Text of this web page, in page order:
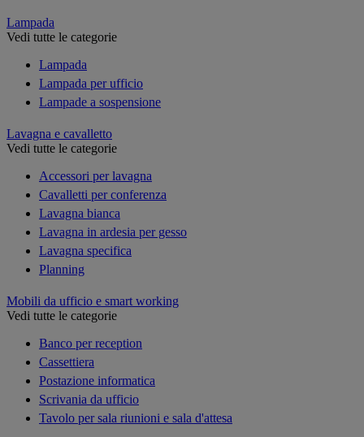
Lampada
Vedi tutte le categorie
Lampada
Lampada per ufficio
Lampade a sospensione
Lavagna e cavalletto
Vedi tutte le categorie
Accessori per lavagna
Cavalletti per conferenza
Lavagna bianca
Lavagna in ardesia per gesso
Lavagna specifica
Planning
Mobili da ufficio e smart working
Vedi tutte le categorie
Banco per reception
Cassettiera
Postazione informatica
Scrivania da ufficio
Tavolo per sala riunioni e sala d'attesa